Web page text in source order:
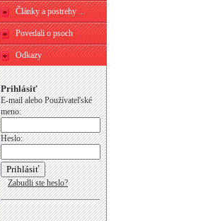
Články a postrehy ...
Povedali o psoch
Odkazy
Prihlásiť
E-mail alebo Používateľské
meno:
Heslo:
Zabudli ste heslo?